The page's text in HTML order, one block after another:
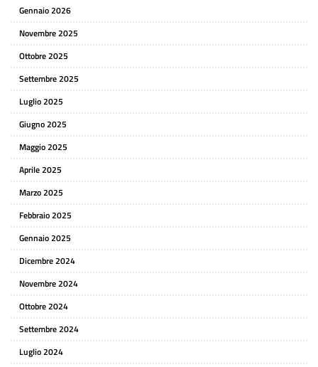
Gennaio 2026
Novembre 2025
Ottobre 2025
Settembre 2025
Luglio 2025
Giugno 2025
Maggio 2025
Aprile 2025
Marzo 2025
Febbraio 2025
Gennaio 2025
Dicembre 2024
Novembre 2024
Ottobre 2024
Settembre 2024
Luglio 2024